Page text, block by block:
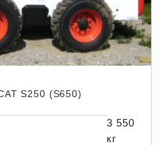
S250 (S650)
3 550
кг